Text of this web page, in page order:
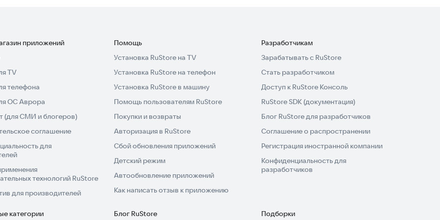
нужен для функции «Выключить экран».
Разрешение администрирования устройства в
и удобной работы сервиса. Будьте
права для доступа к вашим личным данным или
запуск или фоновую активность.
или автоматический запуск, некоторые
сном каждую ночь!
приложений
TV
телефона
ОС Аврора
(для СМИ и блогеров)
соглашение
для
технологий RuStore
для производителей
Помощь
Установка RuStore на TV
Установка RuStore на телефон
Установка RuStore в машину
Помощь пользователям RuStore
Покупки и возвраты
Авторизация в RuStore
Сбой обновления приложений
Детский режим
Автообновление приложений
Как написать отзыв к приложению
Разработчикам
Зарабатывать с RuStore
Стать разработчиком
Доступ к RuStore Консоль
RuStore SDK (документация)
Блог RuStore для разработчиков
Соглашение о распространении
Регистрация иностранной компании
Конфиденциальность для
разработчиков
категории Блог RuStore Подборки